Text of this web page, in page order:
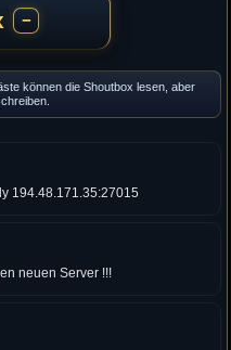
−
können die Shoutbox lesen, aber
194.48.171.35:27015
neuen Server !!!